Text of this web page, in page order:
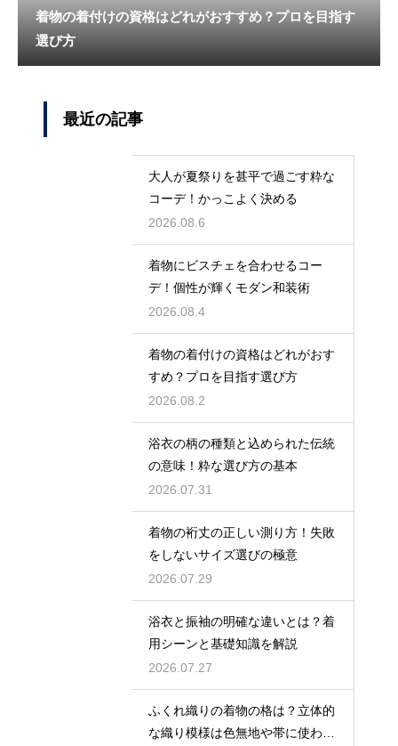
着物の着付けの資格はどれがおすすめ？プロを目指す
選び方
最近の記事
大人が夏祭りを甚平で過ごす粋な
コーデ！かっこよく決める
2026.08.6
着物にビスチェを合わせるコー
デ！個性が輝くモダン和装術
2026.08.4
着物の着付けの資格はどれがおす
すめ？プロを目指す選び方
2026.08.2
浴衣の柄の種類と込められた伝統
の意味！粋な選び方の基本
2026.07.31
着物の裄丈の正しい測り方！失敗
をしないサイズ選びの極意
2026.07.29
浴衣と振袖の明確な違いとは？着
用シーンと基礎知識を解説
2026.07.27
ふくれ織りの着物の格は？立体的
な織り模様は色無地や帯に使われ